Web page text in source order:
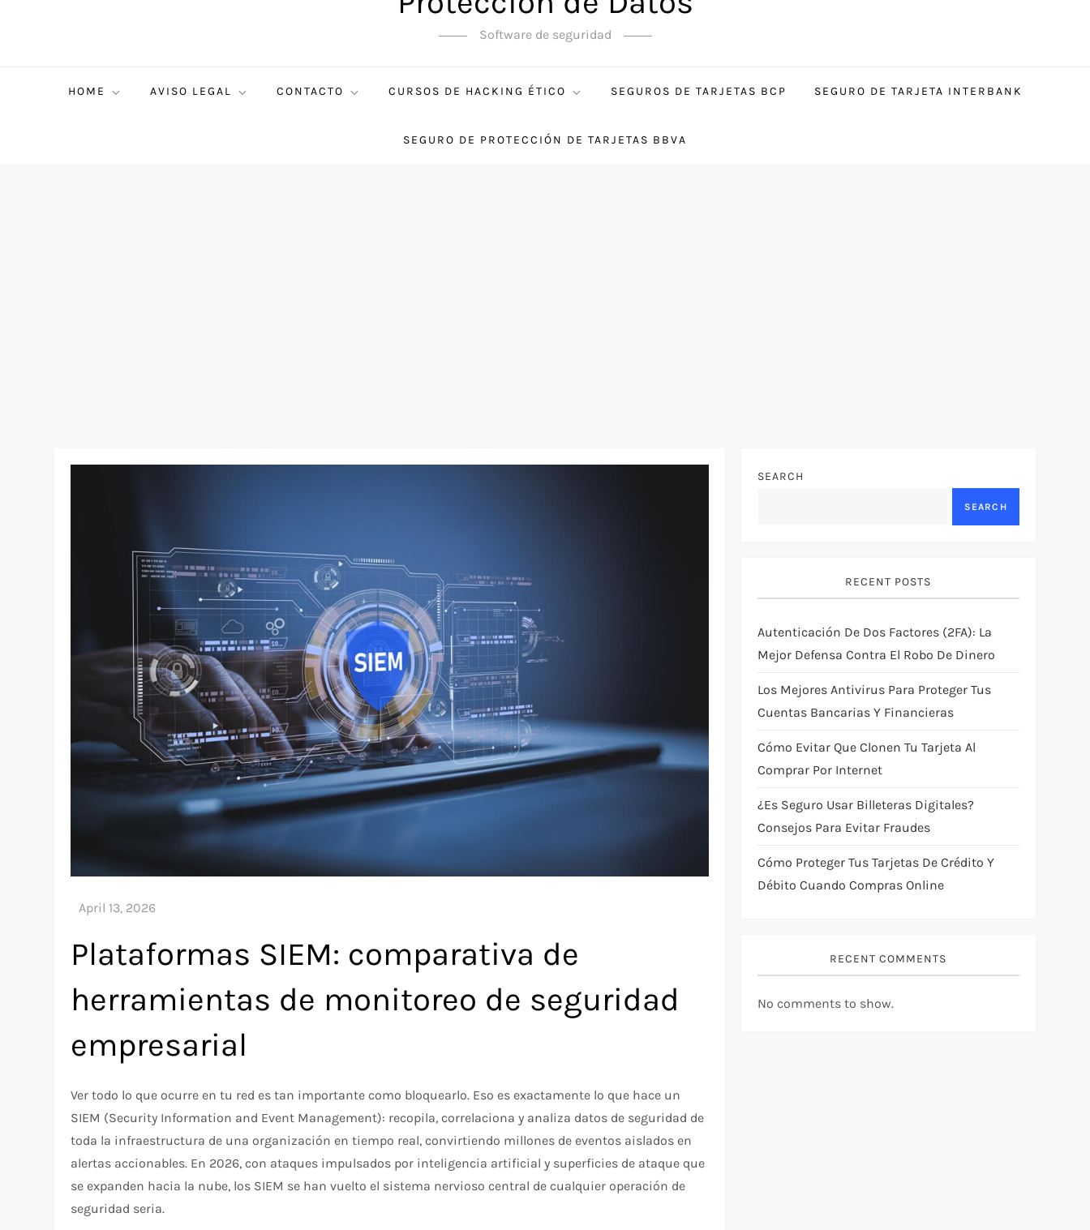
Software de seguridad
HOME AVISO LEGAL CONTACTO CURSOS DE HACKING ÉTICO SEGUROS DE TARJETAS BCP SEGURO DE TARJETA INTERBANK
SEGURO DE PROTECCIÓN DE TARJETAS BBVA
Plataformas SIEM: comparativa de
herramientas de monitoreo de seguridad
empresarial
Ver todo lo que ocurre en tu red es tan importante como bloquearlo. Eso es exactamente lo que hace un
SIEM (Security Information and Event Management): recopila, correlaciona y analiza datos de seguridad de
toda la infraestructura de una organización en tiempo real, convirtiendo millones de eventos aislados en
alertas accionables. En 2026, con ataques impulsados por inteligencia artificial y superficies de ataque que
se expanden hacia la nube, los SIEM se han vuelto el sistema nervioso central de cualquier operación de
seguridad seria.
SEARCH
SEARCH
RECENT POSTS
Autenticación De Dos Factores (2FA): La
Mejor Defensa Contra El Robo De Dinero
Los Mejores Antivirus Para Proteger Tus
Cuentas Bancarias Y Financieras
Cómo Evitar Que Clonen Tu Tarjeta Al
Comprar Por Internet
¿Es Seguro Usar Billeteras Digitales?
Consejos Para Evitar Fraudes
Cómo Proteger Tus Tarjetas De Crédito Y
Débito Cuando Compras Online
RECENT COMMENTS
No comments to show.